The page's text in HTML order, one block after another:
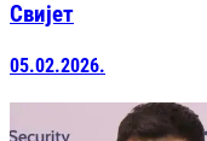
Свијет
05.02.2026.